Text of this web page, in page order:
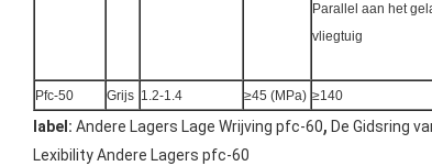
Parallel aan het
vliegtuig
Pfc-50
Grijs 1.2-1.4 ≥45 (MPa) ≥140
label: Andere Lagers Lage Wrijving pfc-60, De Gidsring
Lexibility Andere Lagers pfc-60